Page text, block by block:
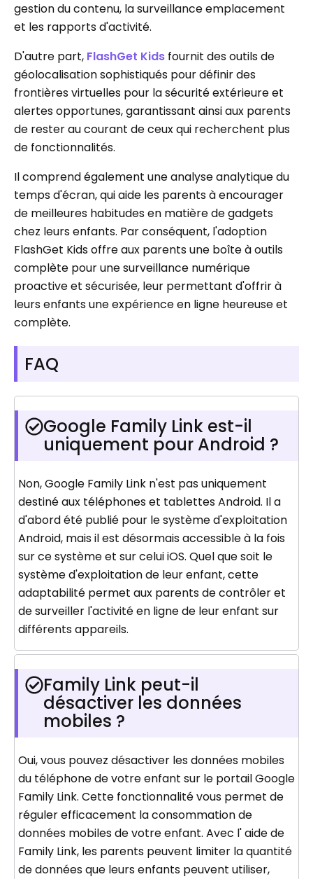
gestion du contenu, la surveillance emplacement
et les rapports d'activité.
D'autre part, FlashGet Kids fournit des outils de
géolocalisation sophistiqués pour définir des
frontières virtuelles pour la sécurité extérieure et
alertes opportunes, garantissant ainsi aux parents
de rester au courant de ceux qui recherchent plus
de fonctionnalités.
Il comprend également une analyse analytique du
temps d'écran, qui aide les parents à encourager
de meilleures habitudes en matière de gadgets
chez leurs enfants. Par conséquent, l'adoption
FlashGet Kids offre aux parents une boîte à outils
complète pour une surveillance numérique
proactive et sécurisée, leur permettant d'offrir à
leurs enfants une expérience en ligne heureuse et
complète.
FAQ
Google Family Link est-il
uniquement pour Android ?
Non, Google Family Link n'est pas uniquement
destiné aux téléphones et tablettes Android. Il a
d'abord été publié pour le système d'exploitation
Android, mais il est désormais accessible à la fois
sur ce système et sur celui iOS. Quel que soit le
système d'exploitation de leur enfant, cette
adaptabilité permet aux parents de contrôler et
de surveiller l'activité en ligne de leur enfant sur
différents appareils.
Family Link peut-il
désactiver les données
mobiles ?
Oui, vous pouvez désactiver les données mobiles
du téléphone de votre enfant sur le portail Google
Family Link. Cette fonctionnalité vous permet de
réguler efficacement la consommation de
données mobiles de votre enfant. Avec l' aide de
Family Link, les parents peuvent limiter la quantité
de données que leurs enfants peuvent utiliser,